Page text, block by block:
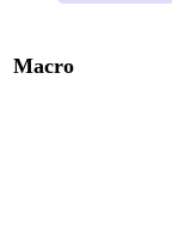
Macro